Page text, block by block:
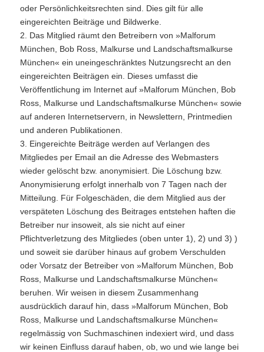
oder Persönlichkeitsrechten sind. Dies gilt für alle
eingereichten Beiträge und Bildwerke.
2. Das Mitglied räumt den Betreibern von »Malforum
München, Bob Ross, Malkurse und Landschaftsmalkurse
München« ein uneingeschränktes Nutzungsrecht an den
eingereichten Beiträgen ein. Dieses umfasst die
Veröffentlichung im Internet auf »Malforum München, Bob
Ross, Malkurse und Landschaftsmalkurse München« sowie
auf anderen Internetservern, in Newslettern, Printmedien
und anderen Publikationen.
3. Eingereichte Beiträge werden auf Verlangen des
Mitgliedes per Email an die Adresse des Webmasters
wieder gelöscht bzw. anonymisiert. Die Löschung bzw.
Anonymisierung erfolgt innerhalb von 7 Tagen nach der
Mitteilung. Für Folgeschäden, die dem Mitglied aus der
verspäteten Löschung des Beitrages entstehen haften die
Betreiber nur insoweit, als sie nicht auf einer
Pflichtverletzung des Mitgliedes (oben unter 1), 2) und 3) )
und soweit sie darüber hinaus auf grobem Verschulden
oder Vorsatz der Betreiber von »Malforum München, Bob
Ross, Malkurse und Landschaftsmalkurse München«
beruhen. Wir weisen in diesem Zusammenhang
ausdrücklich darauf hin, dass »Malforum München, Bob
Ross, Malkurse und Landschaftsmalkurse München«
regelmässig von Suchmaschinen indexiert wird, und dass
wir keinen Einfluss darauf haben, ob, wo und wie lange bei